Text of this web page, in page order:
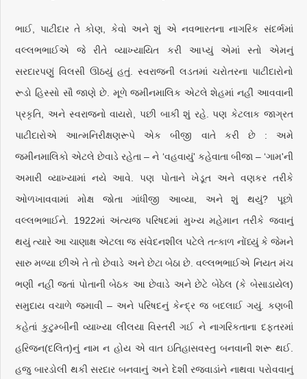
ભાઈ, પાટીદાર તે કોણ, કેવો અને શું એ નવભારતના નાગરિક સંદર્ભમાં
વલ્લભભાઈએ જે રીતે વ્યાખ્યાયિત કરી આપ્યું એમાં સ્તો એમનું
સરદારપણું વિલસી ઊઠયું હતું. સ્વરાજની લડતમાં ચરોતરના પાટીદારોનો
રૂડો હિસ્સો સૌ જાણે છે. મૂળે જમીનમાલિક એટલે શેહમાં નહીં આવવાની
પ્રકૃતિ, અને સ્વરાજનો વાયરો, પછી બાકી શું રહે. પણ કેટલાક જાગ્રત
પાટીદારોએ આત્મનિરીક્ષણરૂપે એક બીજી વાતે કરી છે : અમે
જમીનમાલિકો એટલે છેવાડે રહેતા – ને ‘વહવાયું' કહેવાતા બીજા – ‘ગામ'ની
અમારી વ્યાખ્યામાં નયે આવે. પણ પોતાને ખેડૂત અને વણકર તરીકે
ઓળખાવવામાં મોક્ષ જોતા ગાંધીજી આવ્યા, અને શું થયું? પૂછો
વલ્લભભાઈને. 1922માં અંત્યજ પરિષદમાં મુખ્ય મહેમાન તરીકે જવાનું
થયું ત્યારે આ ચાણાક્ષ એટલા જ સંવેદનશીલ પટેલે તત્કાળ નોંધ્યું કે જેમને
સારુ મળ્યા છીએ તે તો છેવાડે અને છેટા બેઠા છે. વલ્લભભાઈએ નિયત મંચ
ભણી નહીં જતાં પોતાની બેઠક આ છેવાડે અને છેટે બેઠેલ (કે બેસાડાયેલ)
સમુદાય વચાળે જમાવી – અને પરિષદનું કેન્દ્ર જ બદલાઈ ગયું. કણબી
કહેતાં કુટુમ્બીની વ્યાખ્યા લીલયા વિસ્તરી ગઈ ને નાગરિકતાના દફતરમાં
હરિજન(દલિત)નું નામ ન હોય એ વાત ઇતિહાસવસ્તુ બનવાની શરૂ થઈ.
હજુ બારડોલી થકી સરદાર બનવાનું અને દેશી રજવાડાંને નાથવા પરોવવાનું